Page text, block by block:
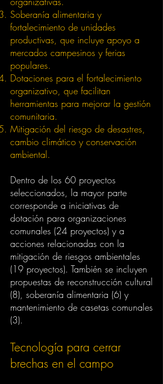
Soberanía alimentaria y
fortalecimiento de unidades
productivas, que incluye apoyo a
mercados campesinos y ferias
populares.
Dotaciones para el fortalecimiento
organizativo, que facilitan
herramientas para mejorar la gestión
comunitaria.
Mitigación del riesgo de desastres,
cambio climático y conservación
ambiental.
Dentro de los 60 proyectos
seleccionados, la mayor parte
corresponde a iniciativas de
dotación para organizaciones
comunales (24 proyectos) y a
acciones relacionadas con la
mitigación de riesgos ambientales
(19 proyectos). También se incluyen
propuestas de reconstrucción cultural
(8), soberanía alimentaria (6) y
mantenimiento de casetas comunales
(3).
Tecnología para cerrar
brechas en el campo